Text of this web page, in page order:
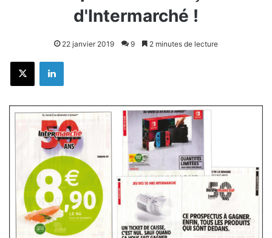
d'Intermarché !
22 janvier 2019 9 2 minutes de lecture
X Linkedin